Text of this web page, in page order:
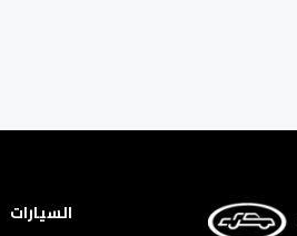
السيارات